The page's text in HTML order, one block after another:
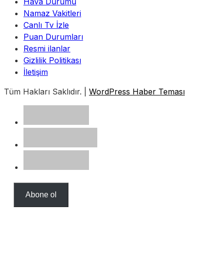
Namaz Vakitleri
Canlı Tv İzle
Puan Durumları
Resmi ilanlar
Gizlilik Politikası
İletişim
Tüm Hakları Saklıdır. | WordPress Haber Teması
Abone ol